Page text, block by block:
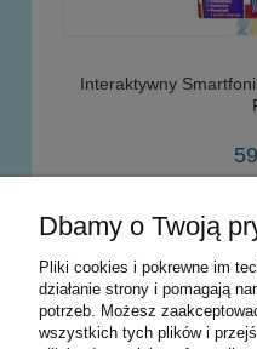
Interaktywny
powiadom
Dbamy o Twoją
Pliki cookies i pokrewne im
działanie strony i pomagają
potrzeb. Możesz
wszystkich tych plików i